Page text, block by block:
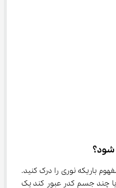
شود؟
باریکه نوری را درک کنید.
چند جسم کدر عبور کند یک